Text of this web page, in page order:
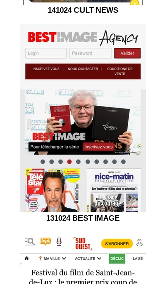
141024 CULT NEWS
131024 BEST IMAGE